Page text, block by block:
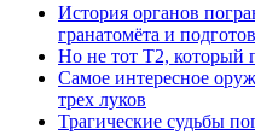
История органов
гранатомёта и
Но не тот Т2, который
Самое интересное
трех луков
Трагические судьбы